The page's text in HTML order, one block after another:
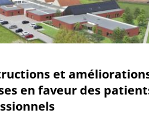
et
en faveur des